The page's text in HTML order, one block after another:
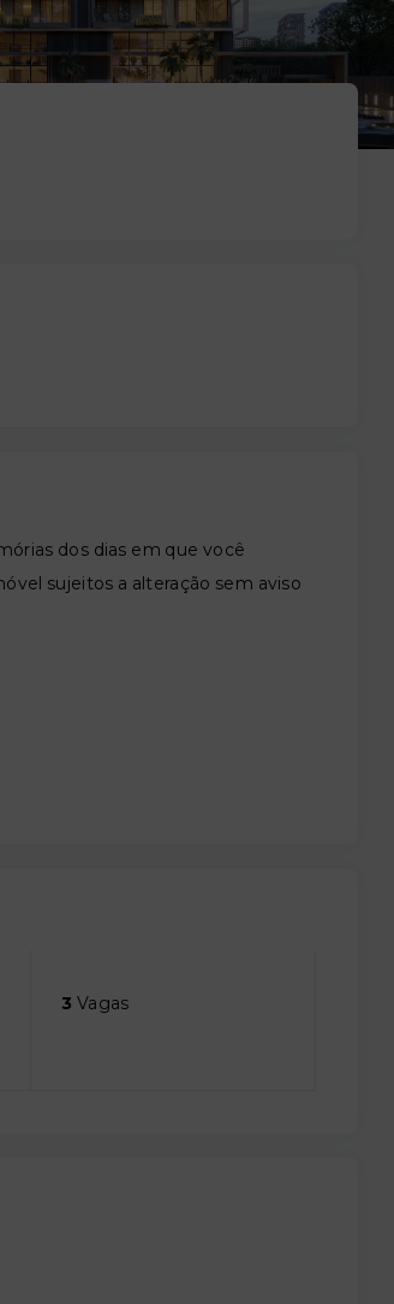
dos dias em que você
sujeitos a alteração sem aviso
3 Vagas